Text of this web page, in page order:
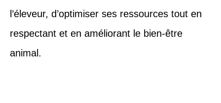
l’éleveur, d’optimiser ses ressources tout en
respectant et en améliorant le bien-être
animal.